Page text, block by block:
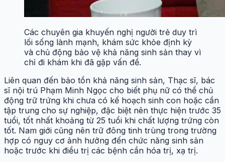
Các chuyên gia khuyến nghị người trẻ duy trì
lối sống lành mạnh, khám sức khỏe định kỳ
và chủ động bảo vệ khả năng sinh sản thay vì
chỉ đi khám khi đã gặp vấn đề.
Liên quan đến bảo tồn khả năng sinh sản, Thạc sĩ, bác
sĩ nội trú Phạm Minh Ngọc cho biết phụ nữ có thể chủ
động trữ trứng khi chưa có kế hoạch sinh con hoặc cần
tập trung cho sự nghiệp, đặc biệt nên thực hiện trước 35
tuổi, tốt nhất khoảng từ 25 tuổi khi chất lượng trứng còn
tốt. Nam giới cũng nên trữ đông tinh trùng trong trường
hợp có nguy cơ ảnh hưởng đến chức năng sinh sản
hoặc trước khi điều trị các bệnh cần hóa trị, xạ trị.